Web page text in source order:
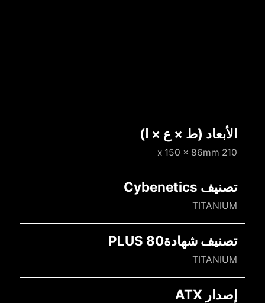
الأبعاد (ط × ع × ا)
210 x 150 x 86mm
تصنيف Cybenetics
TITANIUM
تصنيف شهادة80 PLUS
TITANIUM
إصدار ATX